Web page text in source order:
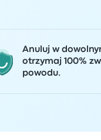
Anuluj w
otrzymaj 100%
powodu.